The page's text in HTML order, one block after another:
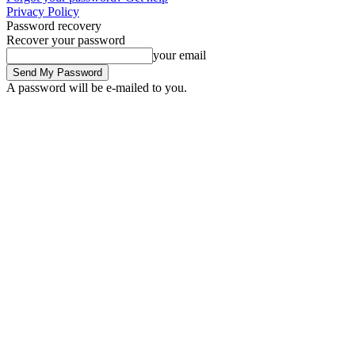
Privacy Policy
Password recovery
Recover your password
your email
A password will be e-mailed to you.